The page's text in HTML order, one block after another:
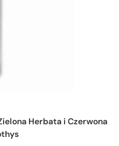
Herbata i Czerwona